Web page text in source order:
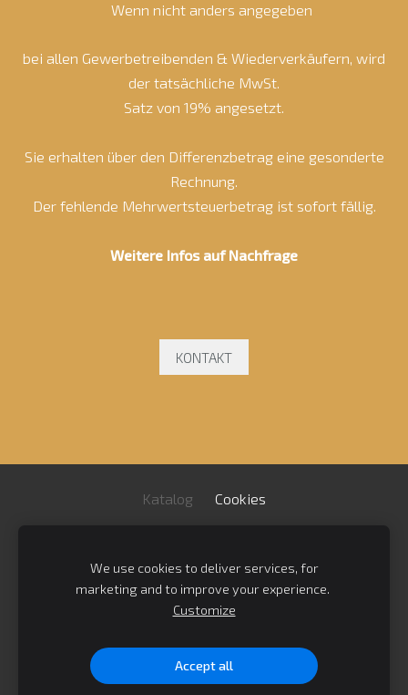
Wenn nicht anders angegeben
bei allen Gewerbetreibenden & Wiederverkäufern, wird
der tatsächliche MwSt.
Satz von 19% angesetzt.
Sie erhalten über den Differenzbetrag eine gesonderte
Rechnung.
Der fehlende Mehrwertsteuerbetrag ist sofort fällig.
Weitere Infos auf Nachfrage
KONTAKT
Katalog Cookies
Datenschutzrichtlinie/Kontakt
Bregenzer Straße 9-11 / Gewerbegebiet Ost / 03130
Spremberg / Im Herzen der Lausitz
We use cookies to deliver services, for
marketing and to improve your experience.
Customize
Accept all